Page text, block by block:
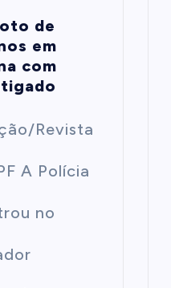
de
em
com
Revista
A Polícia
no